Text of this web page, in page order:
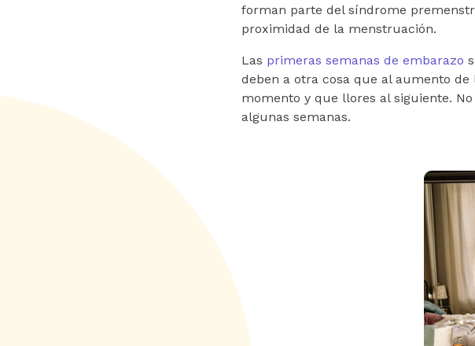
forman parte del síndrome
proximidad de la menstruación.
Las primeras semanas de embarazo
deben a otra cosa que al aumento
momento y que llores al siguiente.
algunas semanas.